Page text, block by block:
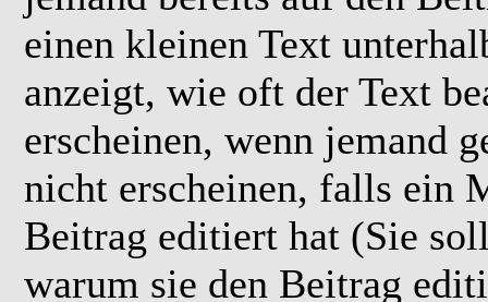
einen kleinen Text
anzeigt, wie oft der Text
erscheinen, wenn jemand
nicht erscheinen, falls ein
Beitrag editiert hat (Sie
warum sie den Beitrag